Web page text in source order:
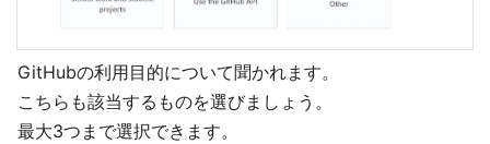
GitHubの利用目的について聞かれます。
こちらも該当するものを選びましょう。
最大3つまで選択できます。